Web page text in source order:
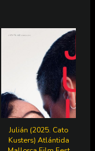
Julián (2025. Cato
Kusters) Atlántida